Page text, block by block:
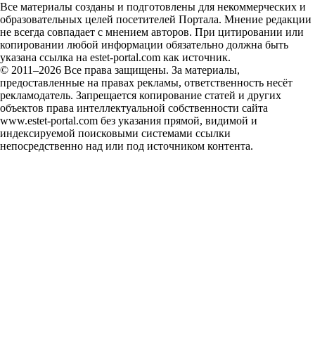
Все материалы созданы и подготовлены для некоммерческих и
образовательных целей посетителей Портала. Мнение редакции
не всегда совпадает с мнением авторов. При цитировании или
копировании любой информации обязательно должна быть
указана ссылка на estet-portal.com как источник.
© 2011–2026 Все права защищены. За материалы,
предоставленные на правах рекламы, ответственность несёт
рекламодатель. Запрещается копирование статей и других
объектов права интеллектуальной собственности сайта
www.estet-portal.com без указания прямой, видимой и
индексируемой поисковыми системами ссылки
непосредственно над или под источником контента.